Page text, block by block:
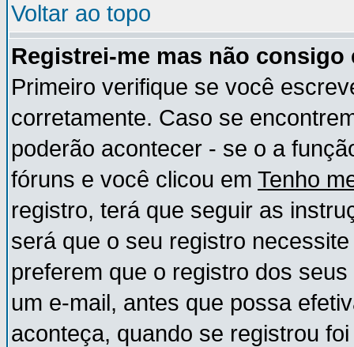
Voltar ao topo
Registrei-me mas não
Primeiro verifique se você
corretamente. Caso se
poderão acontecer - se o a
fóruns e você clicou em Tenho
registro, terá que seguir as
será que o seu registro
preferem que o registro dos
um e-mail, antes que possa
aconteça, quando se registrou